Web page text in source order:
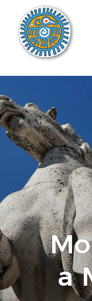
replica rolex air
a